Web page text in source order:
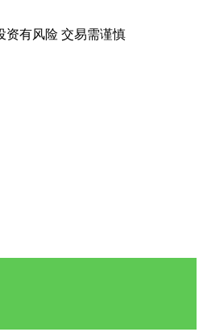
资有风险 交易需谨慎